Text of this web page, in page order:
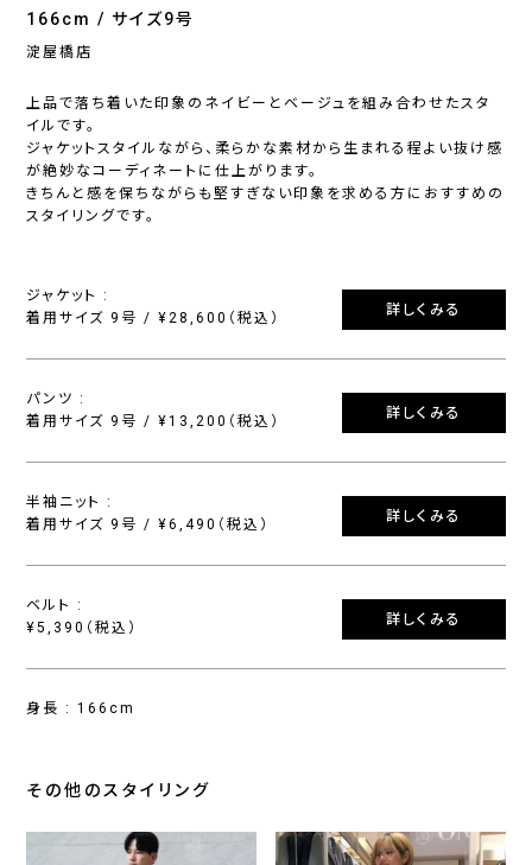
166cm / サイズ9号
淀屋橋店
上品で落ち着いた印象のネイビーとベージュを組み合わせたスタ
イルです。
ジャケットスタイルながら、柔らかな素材から生まれる程よい抜け感
が絶妙なコーディネートに仕上がります。
きちんと感を保ちながらも堅すぎない印象を求める方におすすめの
スタイリングです。
ジャケット :
着用サイズ 9号 / ¥28,600（税込）
詳しくみる
パンツ :
着用サイズ 9号 / ¥13,200（税込）
詳しくみる
半袖ニット :
着用サイズ 9号 / ¥6,490（税込）
詳しくみる
ベルト :
¥5,390（税込）
詳しくみる
身長 : 166cm
その他のスタイリング